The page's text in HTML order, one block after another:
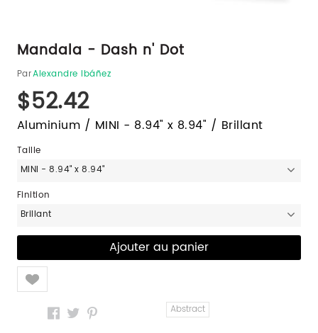
Mandala - Dash n' Dot
ParAlexandre Ibáñez
$52.42
Aluminium / MINI - 8.94" x 8.94" / Brillant
Taille
MINI - 8.94" x 8.94"
Finition
Brillant
Like
Abstract